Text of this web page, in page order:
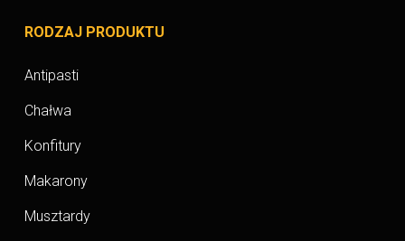
RODZAJ PRODUKTU
Antipasti
Chałwa
Konfitury
Makarony
Musztardy